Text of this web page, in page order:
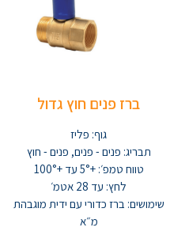
ברז פנים חוץ גדול
גוף: פליז
תבריג: פנים - פנים, פנים - חוץ
טווח טמפ׳: +5° עד +100°
לחץ: עד 28 אטמ׳
שימושים: ברז כדורי עם ידית מוגבהת
מ״א